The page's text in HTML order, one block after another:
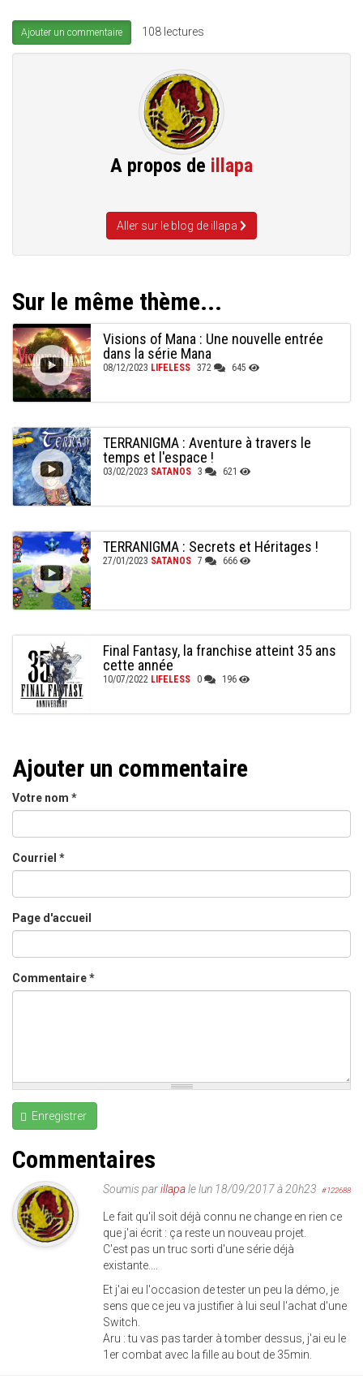
Ajouter un commentaire 108 lectures
A propos de illapa
Aller sur le blog de illapa
Sur le même thème...
Visions of Mana : Une nouvelle entrée
dans la série Mana
08/12/2023 LIFELESS 372 645
TERRANIGMA : Aventure à travers le
temps et l'espace !
03/02/2023 SATANOS 3 621
TERRANIGMA : Secrets et Héritages !
27/01/2023 SATANOS 7 666
Final Fantasy, la franchise atteint 35 ans
cette année
10/07/2022 LIFELESS 0 196
Ajouter un commentaire
Votre nom *
Courriel *
Page d'accueil
Commentaire*
Enregistrer
Commentaires
Soumis parillapale lun 18/09/2017 à 20h23 #122688
Le fait qu'il soit déjà connu ne change en rien ce
que j'ai écrit : ça reste un nouveau projet.
C'est pas un truc sorti d'une série déjà
existante....
Et j'ai eu l'occasion de tester un peu la démo, je
sens que ce jeu va justifier à lui seul l'achat d'une
Switch.
Aru : tu vas pas tarder à tomber dessus, j'ai eu le
1er combat avec la fille au bout de 35min.